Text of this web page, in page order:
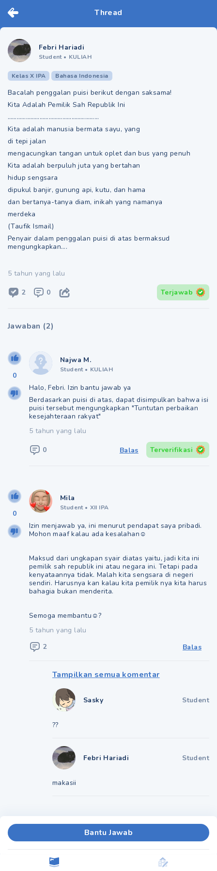
Thread
Febri Hariadi
Student • KULIAH
Kelas X IPA Bahasa Indonesia
Bacalah penggalan puisi berikut dengan saksama!
Kita Adalah Pemilik Sah Republik Ini
……………………………………………………
Kita adalah manusia bermata sayu, yang
di tepi jalan
mengacungkan tangan untuk oplet dan bus yang penuh
Kita adalah berpuluh juta yang bertahan
hidup sengsara
dipukul banjir, gunung api, kutu, dan hama
dan bertanya-tanya diam, inikah yang namanya
merdeka
(Taufik Ismail)
Penyair dalam penggalan puisi di atas bermaksud
mengungkapkan….
5 tahun yang lalu
2 0 Terjawab
Jawaban (2)
0
Najwa M.
Student • KULIAH
Halo, Febri. Izin bantu jawab ya
Berdasarkan puisi di atas, dapat disimpulkan bahwa isi
puisi tersebut mengungkapkan "Tuntutan perbaikan
kesejahteraan rakyat"
5 tahun yang lalu
0 Balas Terverifikasi
0
Mila
Student • XII IPA
Izin menjawab ya, ini menurut pendapat saya pribadi.
Mohon maaf kalau ada kesalahan☺
Maksud dari ungkapan syair diatas yaitu, jadi kita ini
pemilik sah republik ini atau negara ini. Tetapi pada
kenyataannya tidak. Malah kita sengsara di negeri
sendiri. Harusnya kan kalau kita pemilik nya kita harus
bahagia bukan menderita.
Semoga membantu☺?
5 tahun yang lalu
2
Balas
Tampilkan semua komentar
Sasky Student
??
Febri Hariadi Student
makasii
Bantu Jawab